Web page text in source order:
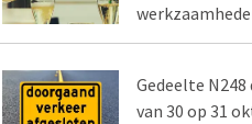
Gedeelte
van 30 op 31